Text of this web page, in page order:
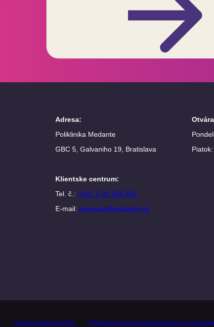
Adresa:
Poliklinika Medante
GBC 5, Galvaniho 19, Bratislava
Klientske centrum:
Tel. č.: +421 2 20 302 303
E-mail: recepcia@medante.sk
Ochrana osobných údajov Súhlas so spracúvaním osobných údajov na